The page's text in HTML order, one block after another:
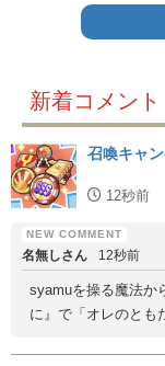
新着コメント
召喚キャ
12秒前
名無しさん 12秒前
syamuを操る魔法か
に』で「オレのとも